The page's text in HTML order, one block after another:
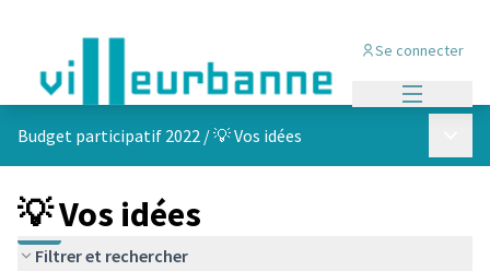
Se connecter
Budget participatif 2022 /💡 Vos idées
💡 Vos idées
Filtrer et rechercher